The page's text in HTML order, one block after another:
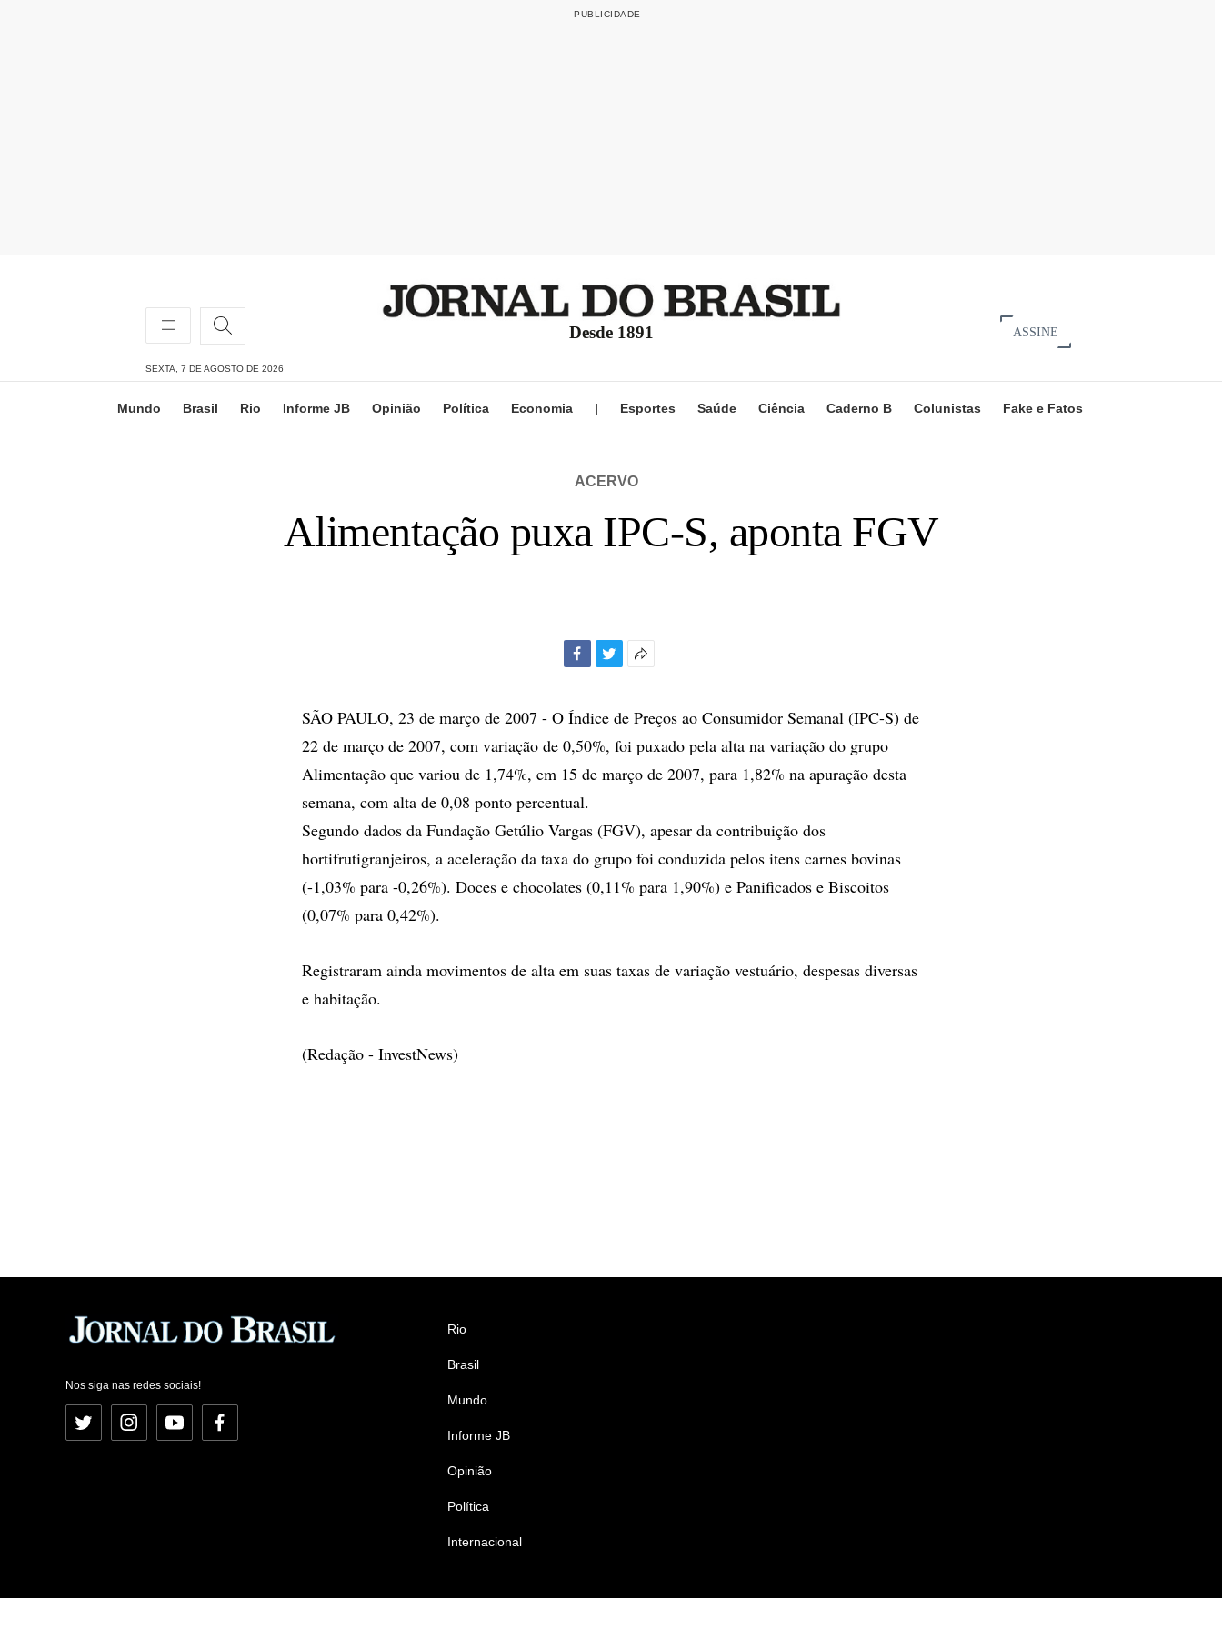
Desde 1891 ASSINE
SEXTA, 7 DE AGOSTO DE 2026
Mundo Brasil Rio Informe JB Opinião Política Economia | Esportes Saúde Ciência Caderno B Colunistas Fake e Fatos
ACERVO
Alimentação puxa IPC-S, aponta FGV
compartilhamento
SÃO PAULO, 23 de março de 2007 - O Índice de Preços ao Consumidor Semanal (IPC-S) de
22 de março de 2007, com variação de 0,50%, foi puxado pela alta na variação do grupo
Alimentação que variou de 1,74%, em 15 de março de 2007, para 1,82% na apuração desta
semana, com alta de 0,08 ponto percentual.
Segundo dados da Fundação Getúlio Vargas (FGV), apesar da contribuição dos
hortifrutigranjeiros, a aceleração da taxa do grupo foi conduzida pelos itens carnes bovinas
(-1,03% para -0,26%). Doces e chocolates (0,11% para 1,90%) e Panificados e Biscoitos
(0,07% para 0,42%).
Registraram ainda movimentos de alta em suas taxas de variação vestuário, despesas diversas
e habitação.
(Redação - InvestNews)
Nos siga nas redes sociais!
Twitter InstagramYouTubeFacebook
Rio
Brasil
Mundo
Informe JB
Opinião
Política
Internacional